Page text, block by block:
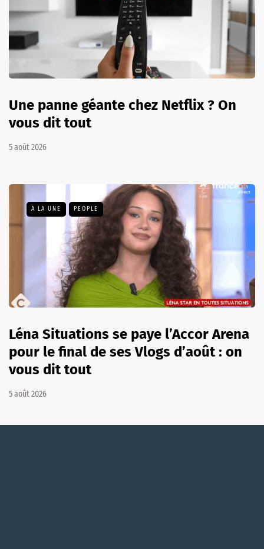
Une panne géante chez Netflix ? On
vous dit tout
5 août 2026
A LA UNE PEOPLE
Léna Situations se paye l’Accor Arena
pour le final de ses Vlogs d’août : on
vous dit tout
5 août 2026